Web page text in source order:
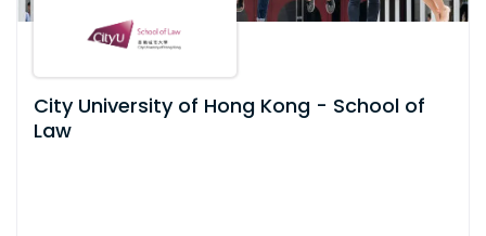
City University of Hong Kong - School of
Law